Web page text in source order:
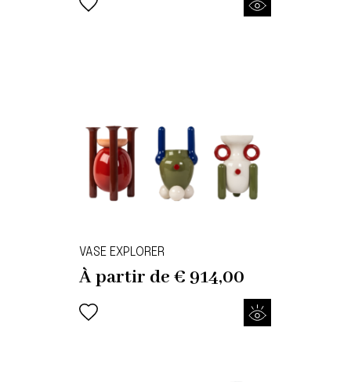
VASE EXPLORER
À partir de€ 914,00